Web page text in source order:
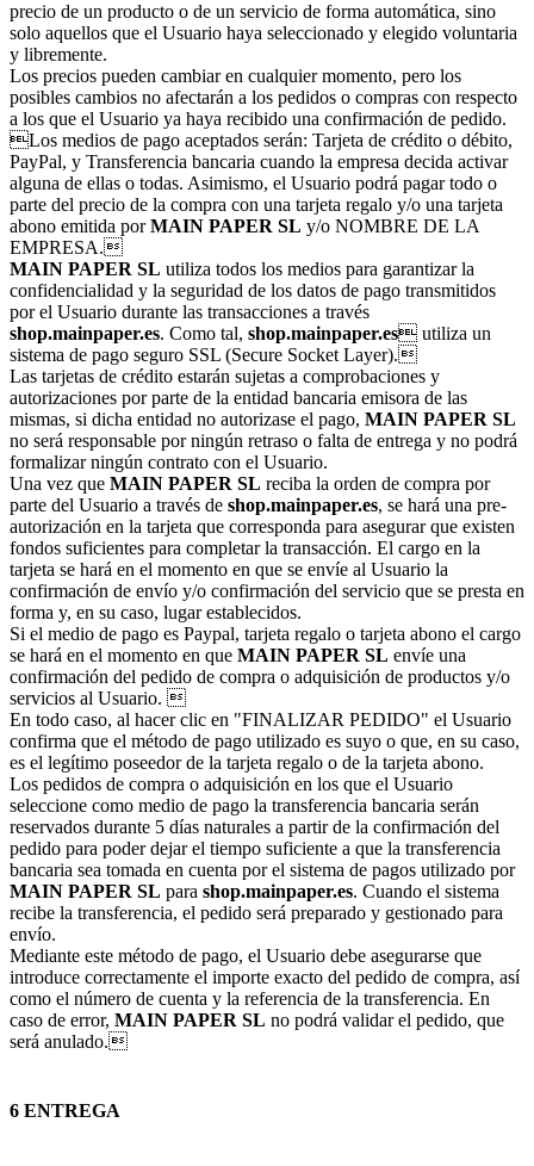
precio de un producto o de un servicio de forma automática, sino
solo aquellos que el Usuario haya seleccionado y elegido voluntaria
y libremente.
Los precios pueden cambiar en cualquier momento, pero los
posibles cambios no afectarán a los pedidos o compras con respecto
a los que el Usuario ya haya recibido una confirmación de pedido.
Los medios de pago aceptados serán: Tarjeta de crédito o débito,
PayPal, y Transferencia bancaria cuando la empresa decida activar
alguna de ellas o todas. Asimismo, el Usuario podrá pagar todo o
parte del precio de la compra con una tarjeta regalo y/o una tarjeta
abono emitida porMAIN PAPER SL y/o NOMBRE DE LA
EMPRESA.
MAIN PAPER SL utiliza todos los medios para garantizar la
confidencialidad y la seguridad de los datos de pago transmitidos
por el Usuario durante las transacciones a través
shop.mainpaper.es. Como tal, shop.mainpaper.es utiliza un
sistema de pago seguro SSL (Secure Socket Layer).
Las tarjetas de crédito estarán sujetas a comprobaciones y
autorizaciones por parte de la entidad bancaria emisora de las
mismas, si dicha entidad no autorizase el pago, MAIN PAPER SL
no será responsable por ningún retraso o falta de entrega y no podrá
formalizar ningún contrato con el Usuario.
Una vez que MAIN PAPER SL reciba la orden de compra por
parte del Usuario a través de shop.mainpaper.es, se hará una pre-
autorización en la tarjeta que corresponda para asegurar que existen
fondos suficientes para completar la transacción. El cargo en la
tarjeta se hará en el momento en que se envíe al Usuario la
confirmación de envío y/o confirmación del servicio que se presta en
forma y, en su caso, lugar establecidos.
Si el medio de pago es Paypal, tarjeta regalo o tarjeta abono el cargo
se hará en el momento en que MAIN PAPER SL envíe una
confirmación del pedido de compra o adquisición de productos y/o
servicios al Usuario. 
En todo caso, al hacer clic en "FINALIZAR PEDIDO" el Usuario
confirma que el método de pago utilizado es suyo o que, en su caso,
es el legítimo poseedor de la tarjeta regalo o de la tarjeta abono.
Los pedidos de compra o adquisición en los que el Usuario
seleccione como medio de pago la transferencia bancaria serán
reservados durante 5 días naturales a partir de la confirmación del
pedido para poder dejar el tiempo suficiente a que la transferencia
bancaria sea tomada en cuenta por el sistema de pagos utilizado por
MAIN PAPER SL para shop.mainpaper.es. Cuando el sistema
recibe la transferencia, el pedido será preparado y gestionado para
envío.
Mediante este método de pago, el Usuario debe asegurarse que
introduce correctamente el importe exacto del pedido de compra, así
como el número de cuenta y la referencia de la transferencia. En
caso de error, MAIN PAPER SL no podrá validar el pedido, que
será anulado.
6 ENTREGA